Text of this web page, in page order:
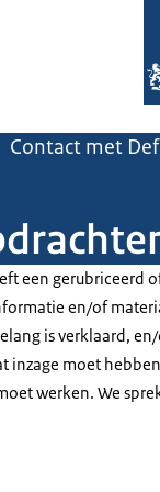
Contact met
een gerubriceerd
en/of
is verklaard,
inzage moet
werken. We